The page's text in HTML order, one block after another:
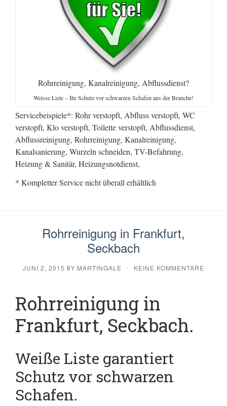
Rohrreinigung, Kanalreinigung, Abflussdienst?
Weisse Liste – Ihr Schutz vor schwarzen Schafen aus der Branche!
Servicebeispiele*: Rohr verstopft, Abfluss verstopft, WC
verstopft, Klo verstopft, Toilette verstopft, Abflussdienst,
Abflussreinigung, Rohrreinigung, Kanalreinigung,
Kanalsanierung, Wurzeln schneiden, TV-Befahrung,
Heizung & Sanitär, Heizungsnotdienst,
* Kompletter Service nicht überall erhältlich
Rohrreinigung in Frankfurt,
Seckbach
JUNI 2, 2015 BY MARTINGALE · KEINE KOMMENTARE
Rohrreinigung in
Frankfurt, Seckbach.
Weiße Liste garantiert
Schutz vor schwarzen
Schafen.